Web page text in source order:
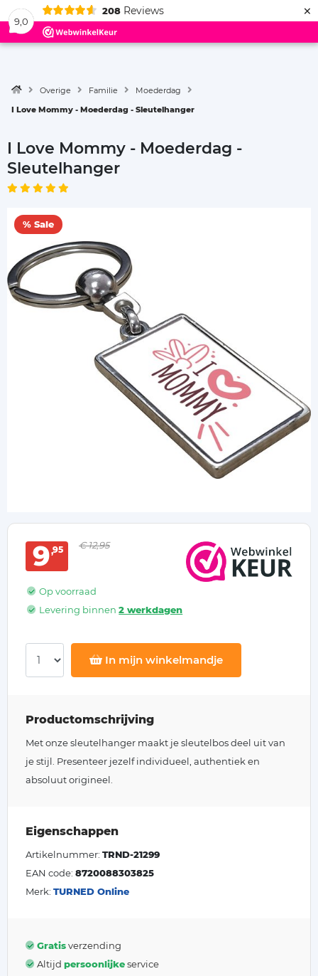
9,0
208 Reviews ×
Menu
Overige Familie
Moederdag
I Love Mommy - Moederdag - Sleutelhanger
I Love Mommy - Moederdag -
Sleutelhanger
% Sale
9 95 € 12,95
Op voorraad
Levering binnen2 werkdagen
In mijn winkelmandje
Productomschrijving
Met onze sleutelhanger maakt je sleutelbos deel uit van
je stijl. Presenteer jezelf individueel, authentiek en
absoluut origineel.
Eigenschappen
Artikelnummer: TRND-21299
EAN code: 8720088303825
Merk: TURNED Online
Gratisverzending
Altijd persoonlijkeservice